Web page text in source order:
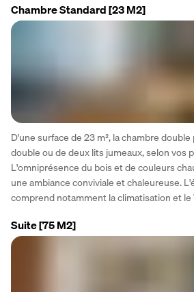
Chambre Standard[23 M2]
D'une surface de 23 m², la chambre
double ou de deux lits jumeaux, selon vos
L'omniprésence du bois et de couleurs
une ambiance conviviale et chaleureuse.
comprend notamment la climatisation et le
Suite[75 M2]